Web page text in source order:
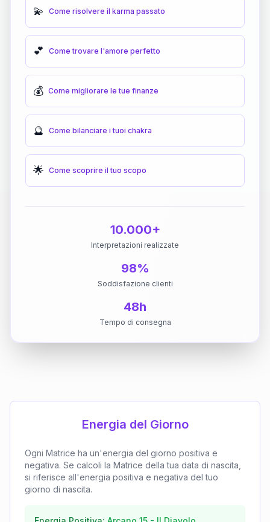
💫 Come risolvere il karma passato
💕 Come trovare l'amore perfetto
💰 Come migliorare le tue finanze
🔮 Come bilanciare i tuoi chakra
🌟 Come scoprire il tuo scopo
10.000+
Interpretazioni realizzate
98%
Soddisfazione clienti
48h
Tempo di consegna
Energia del Giorno
Ogni Matrice ha un'energia del giorno positiva e
negativa. Se calcoli la Matrice della tua data di nascita,
si riferisce all'energia positiva e negativa del tuo
giorno di nascita.